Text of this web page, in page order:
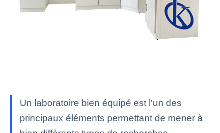
Un laboratoire bien équipé est l'un des
principaux éléments permettant de mener à